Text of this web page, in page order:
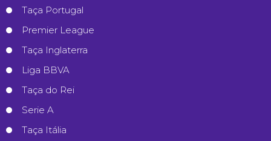
Taça Portugal
Premier League
Taça Inglaterra
Liga BBVA
Taça do Rei
Serie A
Taça Itália